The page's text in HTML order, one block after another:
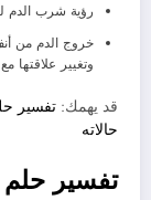
رؤية شرب الدم
خروج الدم من
وتغيير علاقتها
قد يهمك: تفسير
حالاته
تفسير حلم